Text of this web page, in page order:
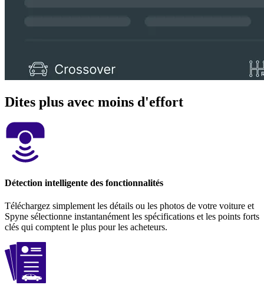
Dites plus avec moins d'effort
Détection intelligente des fonctionnalités
Téléchargez simplement les détails ou les photos de votre voiture et
Spyne sélectionne instantanément les spécifications et les points forts
clés qui comptent le plus pour les acheteurs.